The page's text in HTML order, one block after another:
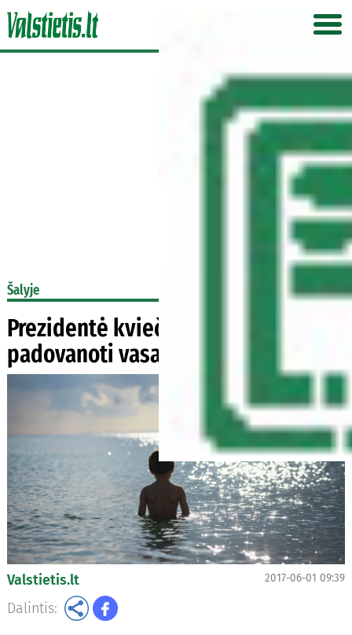
Šalyje
Prezidentė kviečia vaikams
padovanoti vasarą
Valstietis.lt 2017-06-01 09:39
Dalintis: